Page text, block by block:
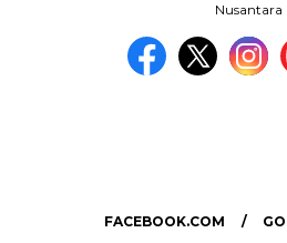
Nusantara
FACEBOOK.COM